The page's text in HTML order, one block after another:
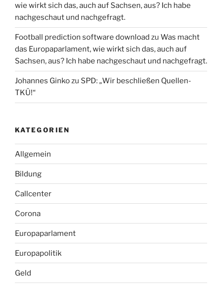
wie wirkt sich das, auch auf Sachsen, aus? Ich habe
nachgeschaut und nachgefragt.
Football prediction software download zu Was macht
das Europaparlament, wie wirkt sich das, auch auf
Sachsen, aus? Ich habe nachgeschaut und nachgefragt.
Johannes Ginkozu SPD: „Wir beschließen Quellen-
TKÜ!“
KATEGORIEN
Allgemein
Bildung
Callcenter
Corona
Europaparlament
Europapolitik
Geld